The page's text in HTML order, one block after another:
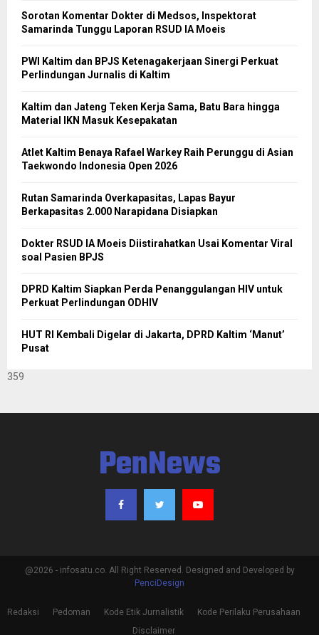
Sorotan Komentar Dokter di Medsos, Inspektorat
Samarinda Tunggu Laporan RSUD IA Moeis
PWI Kaltim dan BPJS Ketenagakerjaan Sinergi Perkuat
Perlindungan Jurnalis di Kaltim
Kaltim dan Jateng Teken Kerja Sama, Batu Bara hingga
Material IKN Masuk Kesepakatan
Atlet Kaltim Benaya Rafael Warkey Raih Perunggu di Asian
Taekwondo Indonesia Open 2026
Rutan Samarinda Overkapasitas, Lapas Bayur
Berkapasitas 2.000 Narapidana Disiapkan
Dokter RSUD IA Moeis Diistirahatkan Usai Komentar Viral
soal Pasien BPJS
DPRD Kaltim Siapkan Perda Penanggulangan HIV untuk
Perkuat Perlindungan ODHIV
HUT RI Kembali Digelar di Jakarta, DPRD Kaltim ‘Manut’
Pusat
359
PenNews
@2026 - infosatu.co. All Right Reserved. Designed and Developed by
PenciDesign
Redaksi Pedoman Kode Etik Jurnalistik
Kode Perilaku Perusahaan
Disclaimer